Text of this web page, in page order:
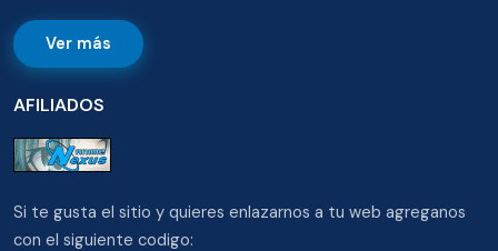
Ver más
AFILIADOS
Si te gusta el sitio y quieres enlazarnos a tu web agreganos
con el siguiente codigo: